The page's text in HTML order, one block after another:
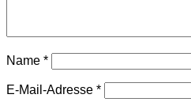
Name *
E-Mail-Adresse *